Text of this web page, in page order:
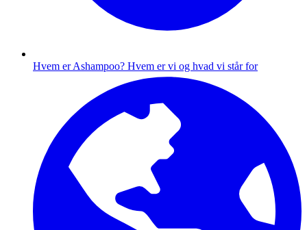
Hvem er Ashampoo? Hvem er vi og hvad vi står for